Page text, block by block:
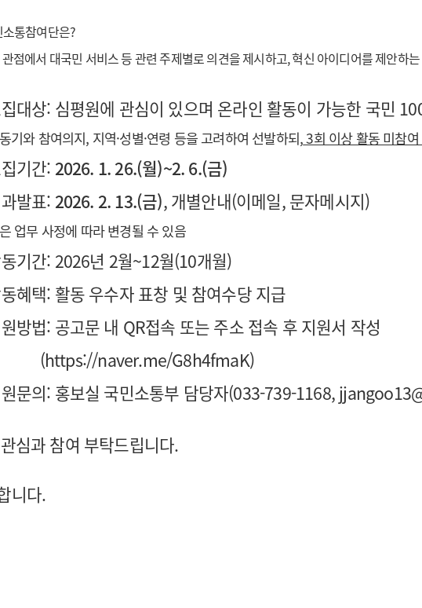
통참여단은?
점에서 대국민 서비스 등 관련 주제별로 의견을 제시하고, 혁신 아이디어를 제안하
대상: 심평원에 관심이 있으며 온라인 활동이 가능한 국민
기와 참여의지, 지역·성별·연령 등을 고려하여 선발하되,3회 이상 활동 미참
기간: 2026. 1. 26.(월)~2. 6.(금)
발표: 2026. 2. 13.(금), 개별안내(이메일, 문자메시지)
업무 사정에 따라 변경될 수 있음
기간: 2026년 2월~12월(10개월)
혜택: 활동 우수자 표창 및 참여수당 지급
방법: 공고문 내 QR접속 또는 주소 접속 후 지원서 작성
https://naver.me/G8h4fmaK)
문의: 홍보실 국민소통부 담당자(033-739-1168,
심과 참여 부탁드립니다.
니다.